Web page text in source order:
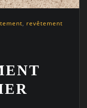
, revêtement